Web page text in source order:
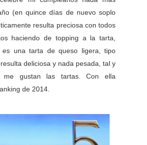
(en quince días de nuevo soplo
resulta preciosa con todos
haciendo de topping a la tarta,
una tarta de queso ligera, tipo
deliciosa y nada pesada, tal y
gustan las tartas. Con ella
de 2014.